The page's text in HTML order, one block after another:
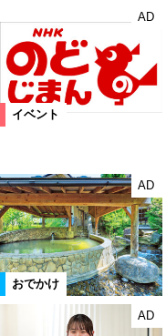
イベント
AD
おでかけ
AD
AD